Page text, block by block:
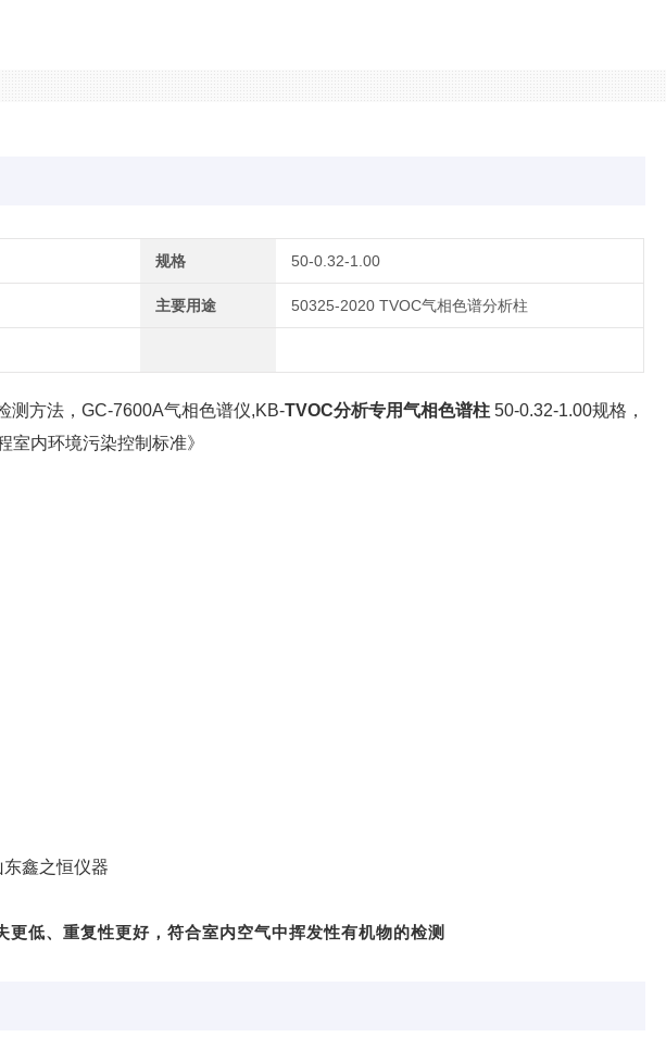
规格 50-0.32-1.00
主要用途 50325-2020 TVOC气相色谱分析柱
测方法，GC-7600A气相色谱仪,KB-TVOC分析专用气相色谱柱 50-0.32-1.00规格，
内环境污染控制标准》
鑫之恒仪器
更低、重复性更好，符合室内空气中挥发性有机物的检测